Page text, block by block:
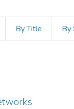
By Title By